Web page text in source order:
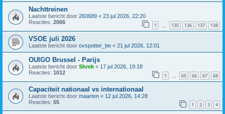
Nachttreinen
Laatste bericht door 260689 « 23 jul 2026, 22:20
Reacties: 2066 1 135 136 137 138
VSOE juli 2026
Laatste bericht door ovspotter_be « 21 jul 2026, 12:01
OUIGO Brussel - Parijs
Laatste bericht door Shrek « 17 jul 2026, 19:18
Reacties: 1012 1 … 65 66 67 68
Capaciteit nationaal vs internationaal
Laatste bericht door maarten « 12 jul 2026, 14:28
Reacties: 55 1 2 3 4